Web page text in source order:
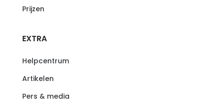
Prijzen
EXTRA
Helpcentrum
Artikelen
Pers & media